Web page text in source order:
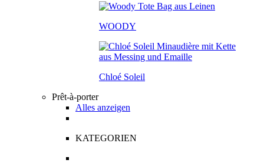
WOODY
Chloé Soleil
Prêt-à-porter
Alles anzeigen
KATEGORIEN